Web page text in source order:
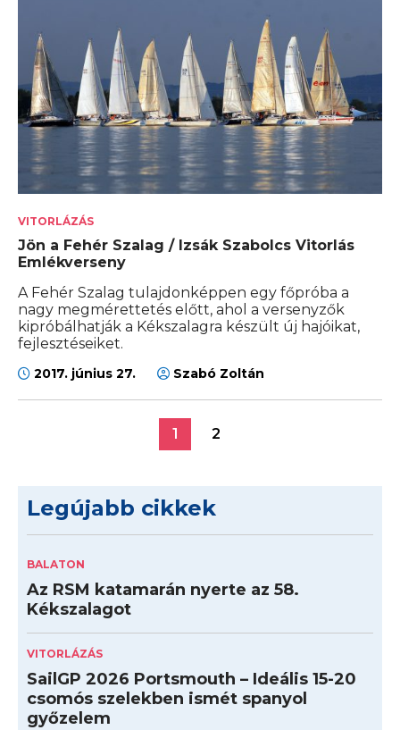
VITORLÁZÁS
Jön a Fehér Szalag / Izsák Szabolcs Vitorlás
Emlékverseny
A Fehér Szalag tulajdonképpen egy főpróba a
nagy megmérettetés előtt, ahol a versenyzők
kipróbálhatják a Kékszalagra készült új hajóikat,
fejlesztéseiket.
2017. június 27. Szabó Zoltán
1 2
Legújabb cikkek
BALATON
Az RSM katamarán nyerte az 58.
Kékszalagot
VITORLÁZÁS
SailGP 2026 Portsmouth – Ideális 15-20
csomós szelekben ismét spanyol
győzelem